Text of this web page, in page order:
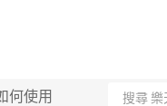
何使用